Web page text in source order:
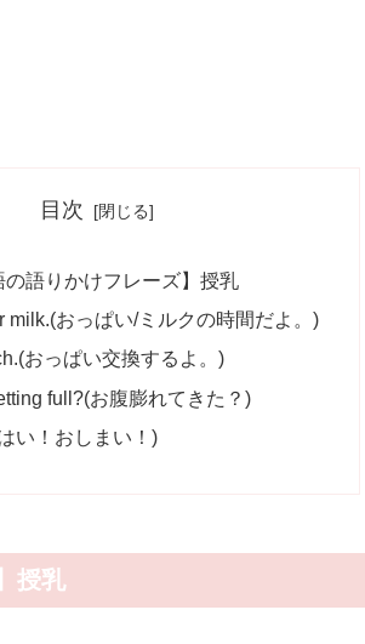
目次
の語りかけフレーズ】授乳
milk.(おっぱい/ミルクの時間だよ。)
おっぱい交換するよ。)
full?(お腹膨れてきた？)
い！おしまい！)
授乳